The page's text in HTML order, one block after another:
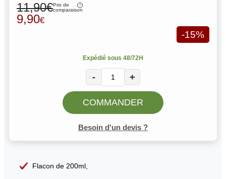
11,90€Prix de
comparaison
9,90€
-15%
Expédié sous 48/72H
- +
COMMANDER
Besoin d'un devis ?
Flacon de 200ml,